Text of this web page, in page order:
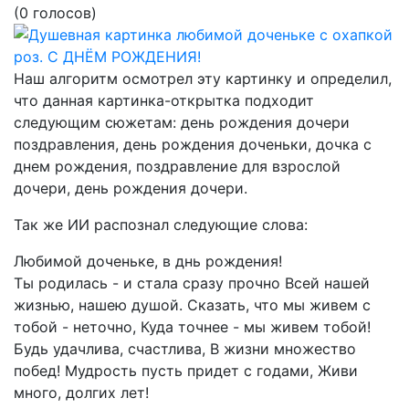
(0 голосов)
Наш алгоритм осмотрел эту картинку и определил,
что данная картинка-открытка подходит
следующим сюжетам: день рождения дочери
поздравления, день рождения доченьки, дочка с
днем рождения, поздравление для взрослой
дочери, день рождения дочери.
Так же ИИ распознал следующие слова:
Любимой доченьке, в днь рождения!
Ты родилась - и стала сразу прочно Всей нашей
жизнью, нашею душой. Сказать, что мы живем с
тобой - неточно, Куда точнее - мы живем тобой!
Будь удачлива, счастлива, В жизни множество
побед! Мудрость пусть придет с годами, Живи
много, долгих лет!